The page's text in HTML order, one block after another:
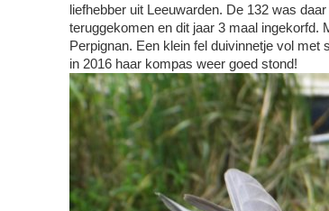
liefhebber uit Leeuwarden. De 132 was
teruggekomen en dit jaar 3 maal ingekorfd.
Perpignan. Een klein fel duivinnetje vol
in 2016 haar kompas weer goed stond!